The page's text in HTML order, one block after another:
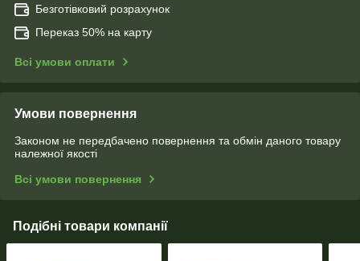
Безготівковий розрахунок
Переказ 50% на карту
Всі умови оплати
Умови повернення
Законом не передбачено повернення та обмін даного товару
належної якості
Всі умови повернення
Подібні товари компанії